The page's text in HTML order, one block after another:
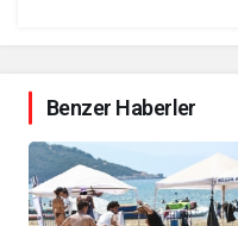
Benzer Haberler